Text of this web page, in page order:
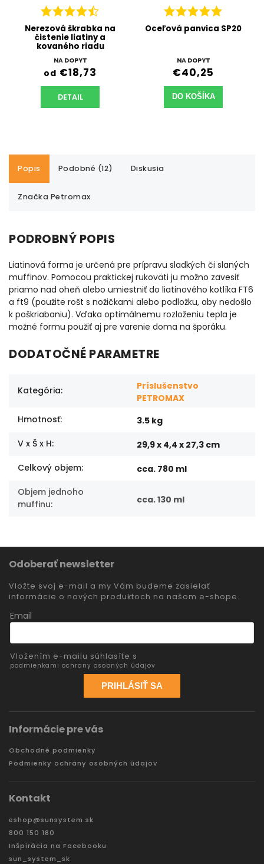
Nerezová škrabka na
čistenie liatiny a
kovaného riadu
NA DOPYT
od €18,73
DETAIL
Oceľová panvica SP20
NA DOPYT
€40,25
DO KOŠÍKA
Popis Podobné (12) Diskusia
Značka Petromax
PODROBNÝ POPIS
Liatinová forma je určená pre prípravu sladkých či slaných
muffinov. Pomocou praktickej rukoväti ju možno zavesiť
priamo nad oheň alebo umiestniť do liatinového kotlíka FT6
a ft9 (použite rošt s nožičkami alebo podložku, aby nedošlo
k poškriabaniu). Vďaka optimálnemu rozloženiu tepla je
možné formu použiť aj pre varenie doma na šporáku.
DODATOČNÉ PARAMETRE
Kategória:
Príslušenstvo
PETROMAX
Hmotnosť:
3.5 kg
V x Š x H:
29,9 x 4,4 x 27,3 cm
Celkový objem:
cca. 780 ml
Objem jednoho
muffinu: cca. 130 ml
Odoberať newsletter
Vložte svoj e-mail a my Vám budeme zasielať
informácie o nových produktoch na našom e-shope.
Email
Vložením e-mailu súhlasíte s
podmienkami ochrany osobných údajov
PRIHLÁSIŤ SA
Informácie pre vás
Obchodné podmienky
Podmienky ochrany osobných údajov
Kontakt
eshop@sunsystem.sk
800 150 180
Inšpirácia na Facebooku
sun_system_sk